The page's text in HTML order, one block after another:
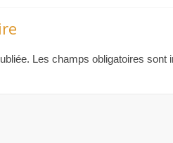
Les champs obligatoires sont